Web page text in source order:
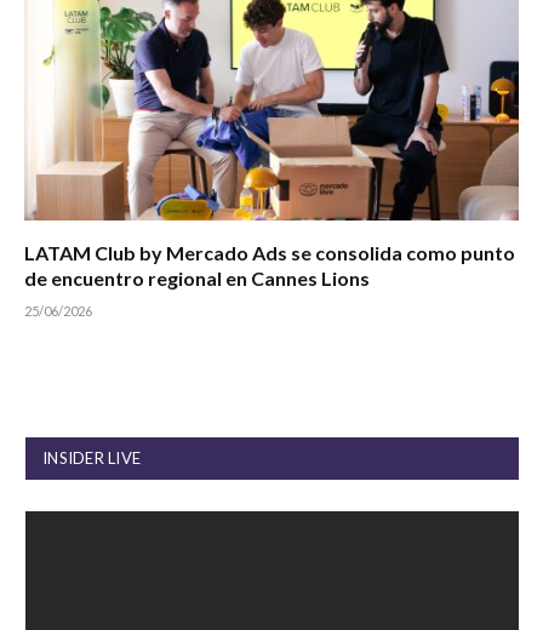
LATAM Club by Mercado Ads se consolida como punto
de encuentro regional en Cannes Lions
25/06/2026
INSIDER LIVE